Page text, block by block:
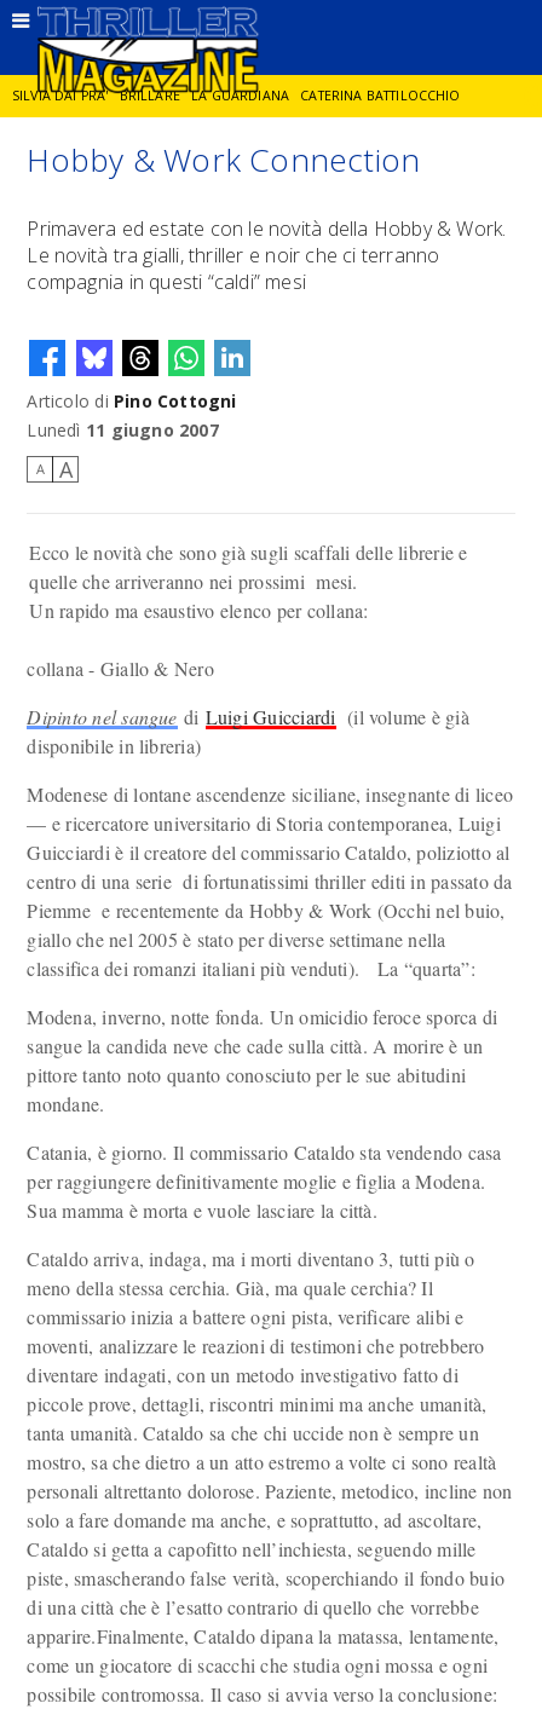
SILVIA DAI PRA' BRILLARE LA GUARDIANA CATERINA BATTILOCCHIO
JORGE DIAZ LA SPIA DELITTO IN CORNICE GIANCARLO DE CATALDO
DIEGO ZANDEL GLI ANNI DI PIETRA
Hobby & Work Connection
Primavera ed estate con le novità della Hobby & Work.
Le novità tra gialli, thriller e noir che ci terranno
compagnia in questi “caldi” mesi
Articolo di Pino Cottogni
Lunedì 11 giugno 2007
A A
Ecco le novità che sono già sugli scaffali delle librerie e
quelle che arriveranno nei prossimi mesi.
Un rapido ma esaustivo elenco per collana:
collana - Giallo & Nero
Dipinto nel sangue di Luigi Guicciardi (il volume è già
disponibile in libreria)
Modenese di lontane ascendenze siciliane, insegnante di liceo
— e ricercatore universitario di Storia contemporanea, Luigi
Guicciardi è il creatore del commissario Cataldo, poliziotto al
centro di una serie di fortunatissimi thriller editi in passato da
Piemme e recentemente da Hobby & Work (Occhi nel buio,
giallo che nel 2005 è stato per diverse settimane nella
classifica dei romanzi italiani più venduti). La “quarta”:
Modena, inverno, notte fonda. Un omicidio feroce sporca di
sangue la candida neve che cade sulla città. A morire è un
pittore tanto noto quanto conosciuto per le sue abitudini
mondane.
Catania, è giorno. Il commissario Cataldo sta vendendo casa
per raggiungere definitivamente moglie e figlia a Modena.
Sua mamma è morta e vuole lasciare la città.
Cataldo arriva, indaga, ma i morti diventano 3, tutti più o
meno della stessa cerchia. Già, ma quale cerchia? Il
commissario inizia a battere ogni pista, verificare alibi e
moventi, analizzare le reazioni di testimoni che potrebbero
diventare indagati, con un metodo investigativo fatto di
piccole prove, dettagli, riscontri minimi ma anche umanità,
tanta umanità. Cataldo sa che chi uccide non è sempre un
mostro, sa che dietro a un atto estremo a volte ci sono realtà
personali altrettanto dolorose. Paziente, metodico, incline non
solo a fare domande ma anche, e soprattutto, ad ascoltare,
Cataldo si getta a capofitto nell’inchiesta, seguendo mille
piste, smascherando false verità, scoperchiando il fondo buio
di una città che è l’esatto contrario di quello che vorrebbe
apparire.Finalmente, Cataldo dipana la matassa, lentamente,
come un giocatore di scacchi che studia ogni mossa e ogni
possibile contromossa. Il caso si avvia verso la conclusione: